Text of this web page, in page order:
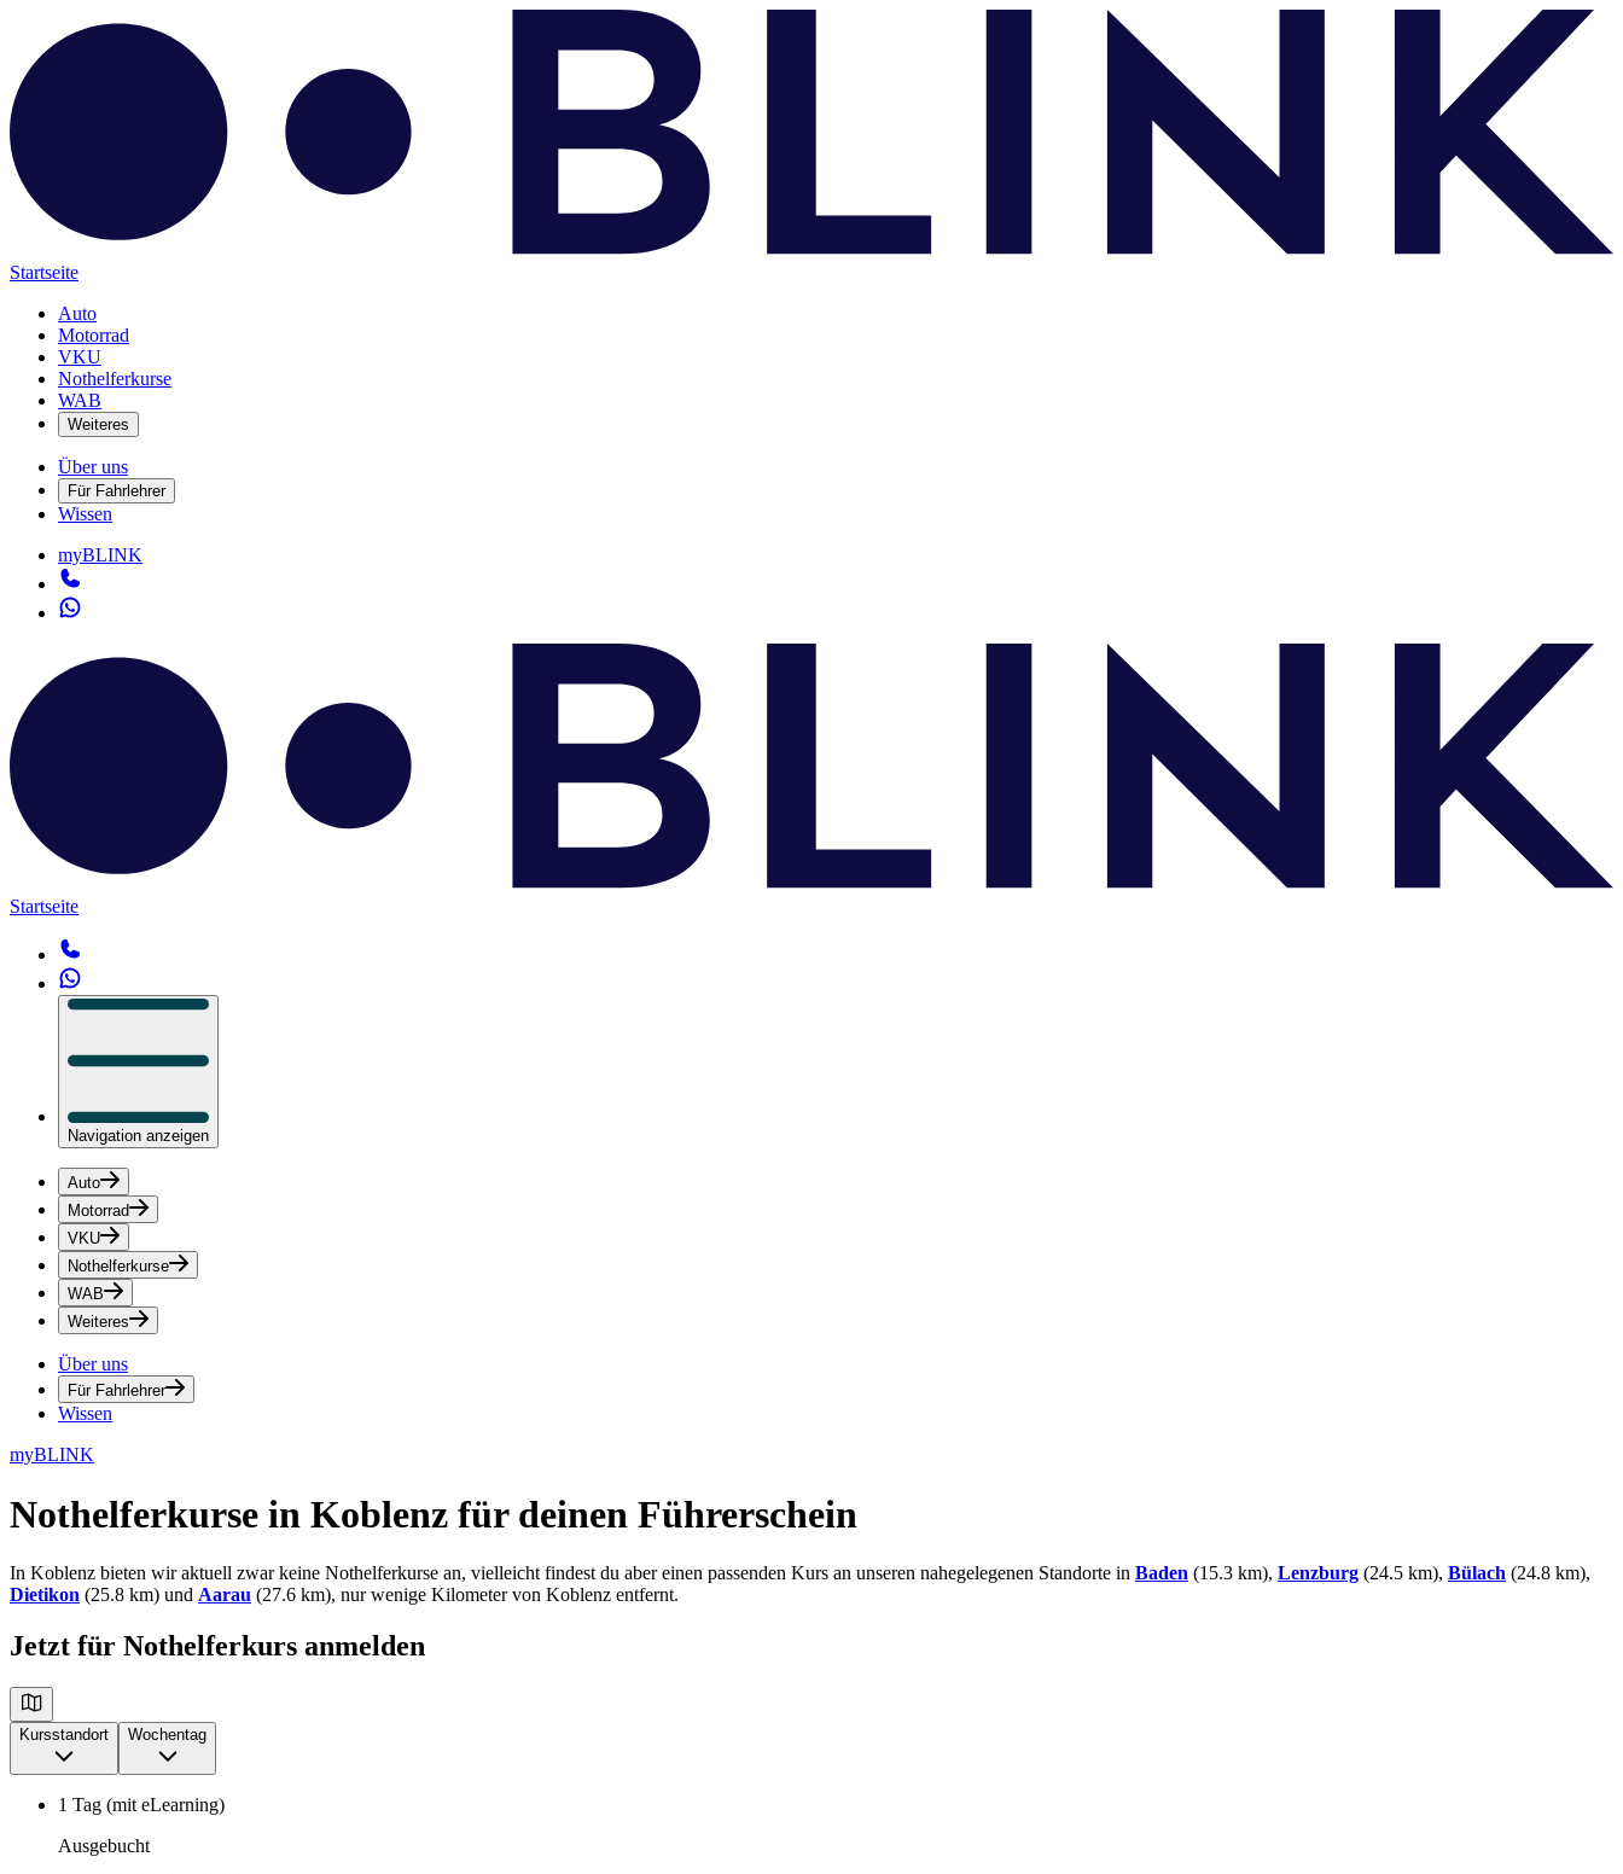
Startseite
Auto
Motorrad
VKU
Nothelferkurse
WAB
Weiteres
Über uns
Für Fahrlehrer
Wissen
myBLINK
Startseite
Navigation anzeigen
Auto
Motorrad
VKU
Nothelferkurse
WAB
Weiteres
Über uns
Für Fahrlehrer
Wissen
myBLINK
Nothelferkurse in Koblenz für deinen Führerschein
In Koblenz bieten wir aktuell zwar keine Nothelferkurse an, vielleicht findest du aber einen passenden Kurs an unseren nahegelegenen Standorte in Baden (15.3 km), Lenzburg (24.5 km), Bülach (24.8 km),
Dietikon (25.8 km) und Aarau (27.6 km), nur wenige Kilometer von Koblenz entfernt.
Jetzt für Nothelferkurs anmelden
Kursstandort Wochentag
1 Tag (mit eLearning)
Ausgebucht